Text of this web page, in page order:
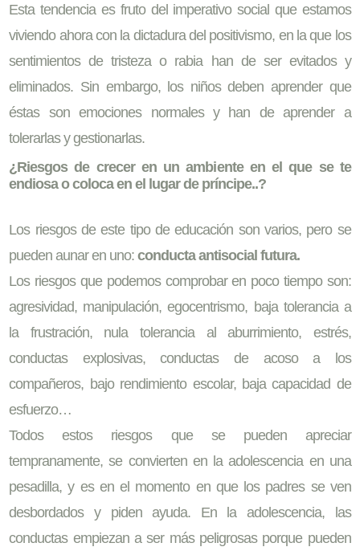
Esta tendencia es fruto del imperativo social que estamos
viviendo ahora con la dictadura del positivismo, en la que los
sentimientos de tristeza o rabia han de ser evitados y
eliminados. Sin embargo, los niños deben aprender que
éstas son emociones normales y han de aprender a
tolerarlas y gestionarlas.
¿Riesgos de crecer en un ambiente en el que se te
endiosa o coloca en el lugar de príncipe..?
Los riesgos de este tipo de educación son varios, pero se
pueden aunar en uno:conducta antisocial futura.
Los riesgos que podemos comprobar en poco tiempo son:
agresividad, manipulación, egocentrismo, baja tolerancia a
la frustración, nula tolerancia al aburrimiento, estrés,
conductas explosivas, conductas de acoso a los
compañeros, bajo rendimiento escolar, baja capacidad de
esfuerzo…
Todos estos riesgos que se pueden apreciar
tempranamente, se convierten en la adolescencia en una
pesadilla, y es en el momento en que los padres se ven
desbordados y piden ayuda. En la adolescencia, las
conductas empiezan a ser más peligrosas porque pueden